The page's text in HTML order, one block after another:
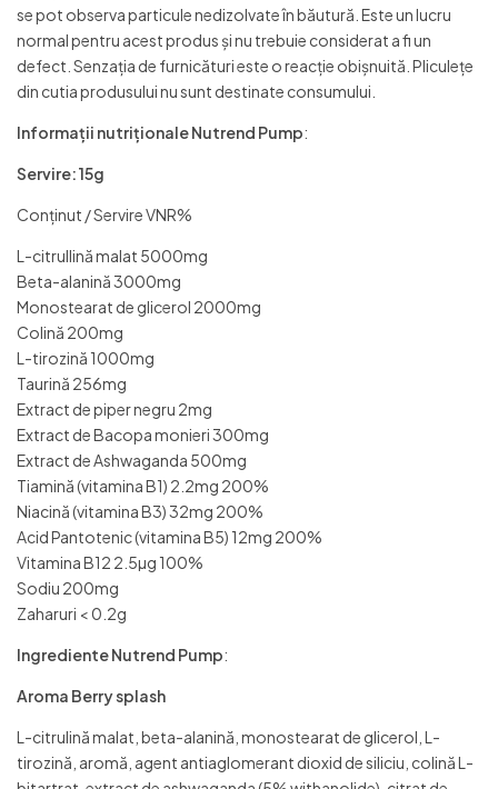
se pot observa particule nedizolvate în băutură. Este un lucru
normal pentru acest produs și nu trebuie considerat a fi un
defect. Senzația de furnicături este o reacție obișnuită. Pliculețe
din cutia produsului nu sunt destinate consumului.
Informații nutriționale Nutrend Pump:
Servire: 15g
Conținut / Servire VNR%
L-citrullină malat 5000mg
Beta-alanină 3000mg
Monostearat de glicerol 2000mg
Colină 200mg
L-tirozină 1000mg
Taurină 256mg
Extract de piper negru 2mg
Extract de Bacopa monieri 300mg
Extract de Ashwaganda 500mg
Tiamină (vitamina B1) 2.2mg 200%
Niacină (vitamina B3) 32mg 200%
Acid Pantotenic (vitamina B5) 12mg 200%
Vitamina B12 2.5µg 100%
Sodiu 200mg
Zaharuri < 0.2g
Ingrediente Nutrend Pump:
Aroma Berry splash
L-citrulină malat, beta-alanină, monostearat de glicerol, L-
tirozină, aromă, agent antiaglomerant dioxid de siliciu, colină L-